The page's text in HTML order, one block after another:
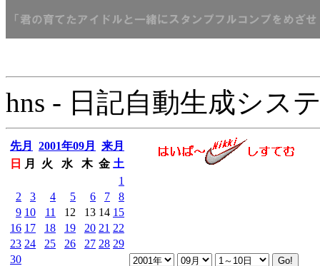
hns - 日記自動生成シス
先月 2001年09月
来月
日
月 火 水 木 金 土
1
2
3 4 5 6 7
8
9 10 11 12 13 14 15
16 17 18 19 20 21 22
23 24 25 26 27 28 29
30